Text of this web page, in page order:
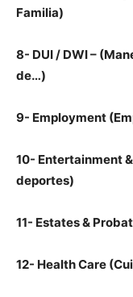
Familia)
8- DUI / DWI –
de…)
9- Employment
10- Entertainment
deportes)
11- Estates &
12- Health Care